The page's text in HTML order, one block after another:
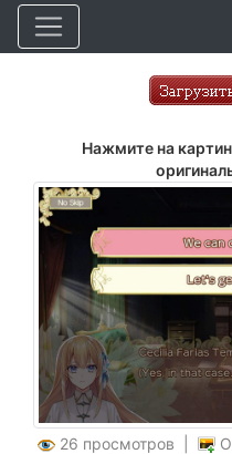
Нажмите на
26 просмотров |